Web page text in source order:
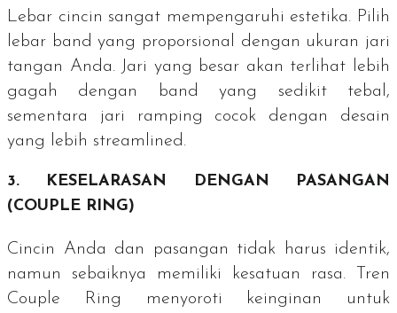
Lebar cincin sangat mempengaruhi estetika. Pilih
lebar band yang proporsional dengan ukuran jari
tangan Anda. Jari yang besar akan terlihat lebih
gagah dengan
band
yang sedikit tebal,
sementara jari ramping cocok dengan desain
yang lebih streamlined .
3. KESELARASAN DENGAN PASANGAN
(COUPLE RING)
Cincin Anda dan pasangan tidak harus identik,
namun sebaiknya memiliki kesatuan rasa. Tren
Couple Ring menyoroti keinginan untuk